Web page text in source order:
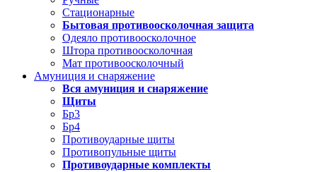
Стационарные
Бытовая противоосколочная защита
Одеяло противоосколочное
Штора противоосколочная
Мат противоосколочный
Амуниция и снаряжение
Вся амуниция и снаряжение
Щиты
Бр3
Бр4
Противоударные щиты
Противопульные щиты
Противоударные комплекты